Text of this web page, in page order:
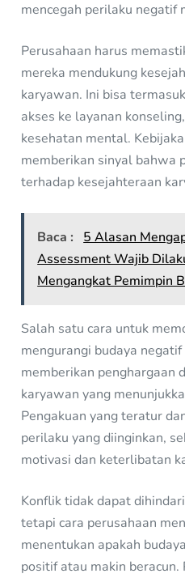
mencegah perilaku negatif
Perusahaan harus
mereka mendukung
karyawan. Ini bisa
akses ke layanan
kesehatan mental.
memberikan sinyal bahwa
terhadap kesejahteraan
Baca :
5 Alasan
Assessment Wajib
Mengangkat Pemimpin
Salah satu cara untuk
mengurangi budaya
memberikan penghargaan
karyawan yang
Pengakuan yang teratur
perilaku yang diinginkan,
motivasi dan keterlibatan
Konflik tidak dapat
tetapi cara perusahaan
menentukan apakah
positif atau makin